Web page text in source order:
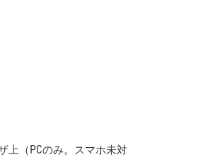
（PCのみ。スマホ未対